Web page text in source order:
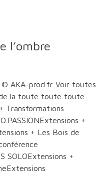
l’ombre
© AKA-prod.fr Voir toutes
la toute toute toute
Transformations
+
+ Les Bois de
SOLOExtensions +